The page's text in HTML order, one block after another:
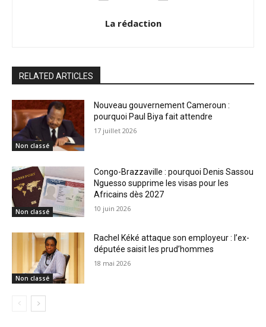
La rédaction
RELATED ARTICLES
Non classé
Nouveau gouvernement Cameroun :
pourquoi Paul Biya fait attendre
17 juillet 2026
Non classé
Congo-Brazzaville : pourquoi Denis Sassou
Nguesso supprime les visas pour les
Africains dès 2027
10 juin 2026
Non classé
Rachel Kéké attaque son employeur : l’ex-
députée saisit les prud’hommes
18 mai 2026